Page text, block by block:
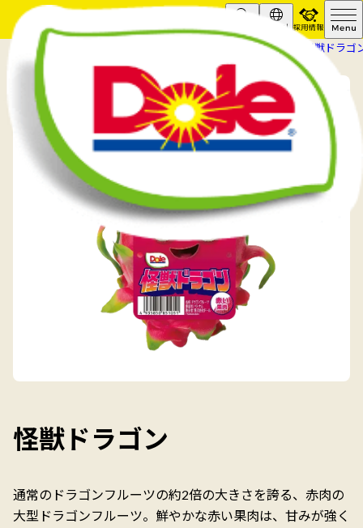
Search Global
採用情報
その他フルーツ 怪獣ドラゴ
怪獣ドラゴン
通常のドラゴンフルーツの約2倍の大きさを誇る、赤肉の
大型ドラゴンフルーツ。鮮やかな赤い果肉は、甘みが強く